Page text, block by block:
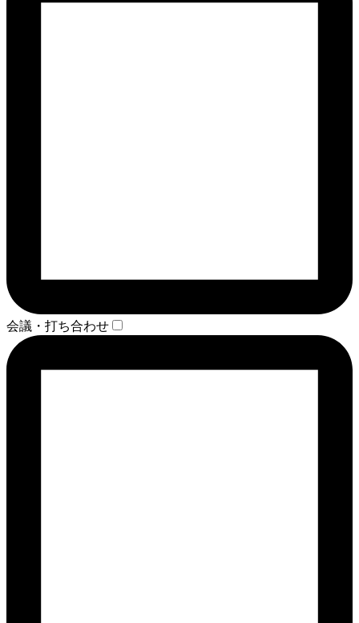
会議・打ち合わせ